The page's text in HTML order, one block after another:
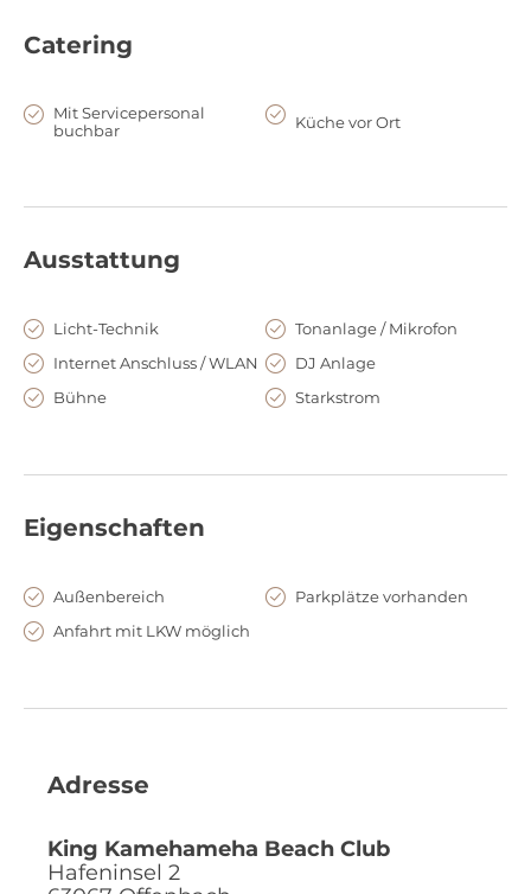
Catering
Mit Servicepersonal
buchbar
Küche vor Ort
Ausstattung
Licht-Technik
Tonanlage / Mikrofon
Internet Anschluss / WLAN
DJ Anlage
Bühne
Starkstrom
Eigenschaften
Außenbereich
Parkplätze vorhanden
Anfahrt mit LKW möglich
Adresse
King Kamehameha Beach Club
Hafeninsel 2